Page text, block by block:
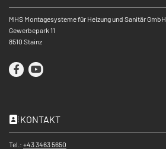
MHS Montagesysteme für Heizung und Sanitär GmbH
Gewerbepark 11
8510 Stainz
 KONTAKT
Tel.: +43 3463 5650